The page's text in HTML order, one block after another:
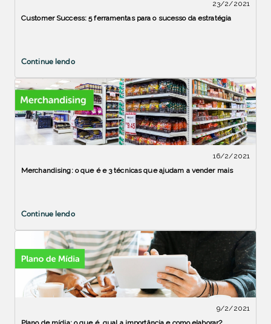
23/2/2021
Customer Success: 5 ferramentas para o sucesso da estratégia
Continue lendo
16/2/2021
Merchandising: o que é e 3 técnicas que ajudam a vender mais
Continue lendo
9/2/2021